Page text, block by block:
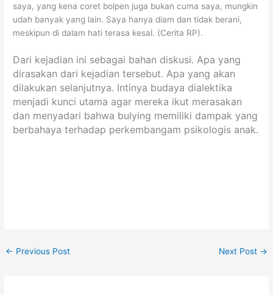
saya, yang kena coret bolpen juga bukan cuma saya, mungkin
udah banyak yang lain. Saya hanya diam dan tidak berani,
meskipun di dalam hati terasa kesal. (Cerita RP).
Dari kejadian ini sebagai bahan diskusi. Apa yang
dirasakan dari kejadian tersebut. Apa yang akan
dilakukan selanjutnya. Intinya budaya dialektika
menjadi kunci utama agar mereka ikut merasakan
dan menyadari bahwa bulying memiliki dampak yang
berbahaya terhadap perkembangam psikologis anak.
← Previous Post Next Post →